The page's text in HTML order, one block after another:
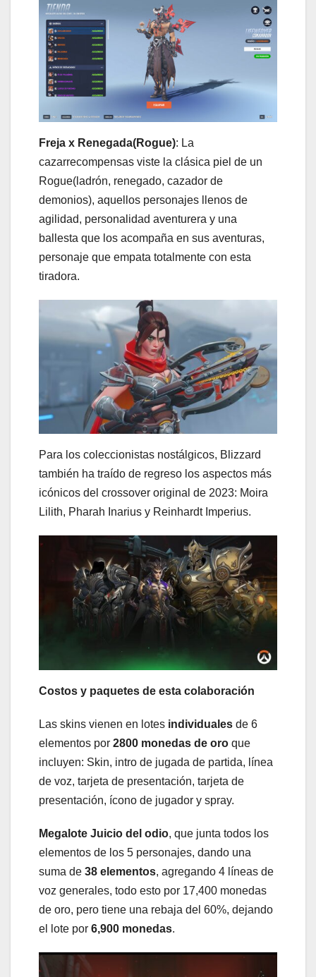
Freja x Renegada(Rogue): La
cazarrecompensas viste la clásica piel de un
Rogue(ladrón, renegado, cazador de
demonios), aquellos personajes llenos de
agilidad, personalidad aventurera y una
ballesta que los acompaña en sus aventuras,
personaje que empata totalmente con esta
tiradora.
Para los coleccionistas nostálgicos, Blizzard
también ha traído de regreso los aspectos más
icónicos del crossover original de 2023: Moira
Lilith, Pharah Inarius y Reinhardt Imperius.
Costos y paquetes de esta colaboración
Las skins vienen en lotes individuales de 6
elementos por 2800 monedas de oro que
incluyen: Skin, intro de jugada de partida, línea
de voz, tarjeta de presentación, tarjeta de
presentación, ícono de jugador y spray.
Megalote Juicio del odio, que junta todos los
elementos de los 5 personajes, dando una
suma de 38 elementos, agregando 4 líneas de
voz generales, todo esto por 17,400 monedas
de oro, pero tiene una rebaja del 60%, dejando
el lote por 6,900 monedas.